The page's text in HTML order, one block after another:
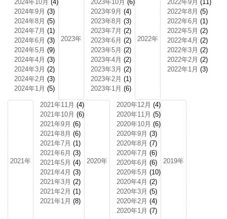
2024年10月 (4)
2024年9月 (3)
2024年8月 (5)
2024年7月 (1)
2024年6月 (3)
2024年5月 (9)
2024年4月 (3)
2024年3月 (2)
2024年2月 (3)
2024年1月 (5)
2023年
2023年10月 (6)
2023年9月 (4)
2023年8月 (3)
2023年7月 (2)
2023年6月 (2)
2023年5月 (2)
2023年4月 (2)
2023年3月 (2)
2023年2月 (1)
2023年1月 (6)
2022年
2022年9月 (11)
2022年8月 (5)
2022年6月 (1)
2022年5月 (2)
2022年4月 (2)
2022年3月 (2)
2022年2月 (2)
2022年1月 (3)
2021年
2021年11月 (4)
2021年10月 (6)
2021年9月 (6)
2021年8月 (6)
2021年7月 (1)
2021年6月 (3)
2021年5月 (4)
2021年4月 (3)
2021年3月 (2)
2021年2月 (1)
2021年1月 (8)
2020年
2020年12月 (4)
2020年11月 (5)
2020年10月 (6)
2020年9月 (3)
2020年8月 (7)
2020年7月 (6)
2020年6月 (6)
2020年5月 (10)
2020年4月 (2)
2020年3月 (5)
2020年2月 (4)
2020年1月 (7)
2019年